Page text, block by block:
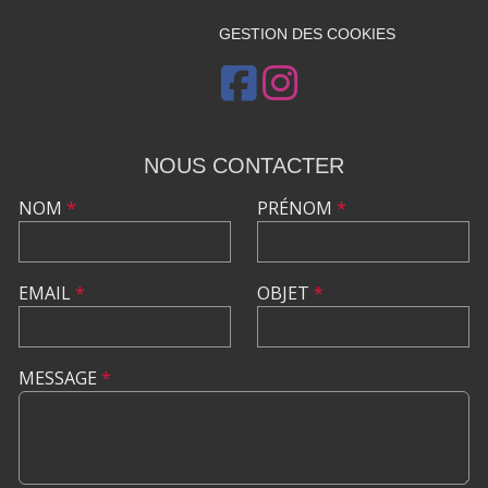
GESTION DES COOKIES
NOUS CONTACTER
NOM *
EMAIL*
PRÉNOM *
OBJET *
MESSAGE *